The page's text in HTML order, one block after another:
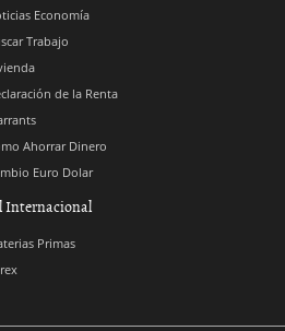
Economía
Trabajo
de la Renta
Ahorrar Dinero
Euro Dolar
Internacional
Primas